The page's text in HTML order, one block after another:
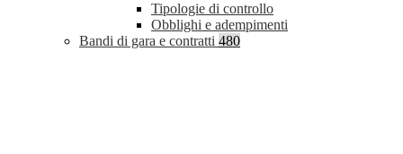
Tipologie di controllo
Obblighi e adempimenti
Bandi di gara e contratti 480